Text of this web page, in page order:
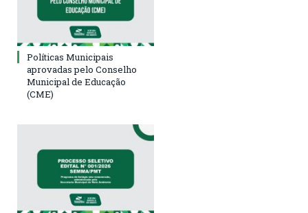
Políticas Municipais
aprovadas pelo Conselho
Municipal de Educação
(CME)